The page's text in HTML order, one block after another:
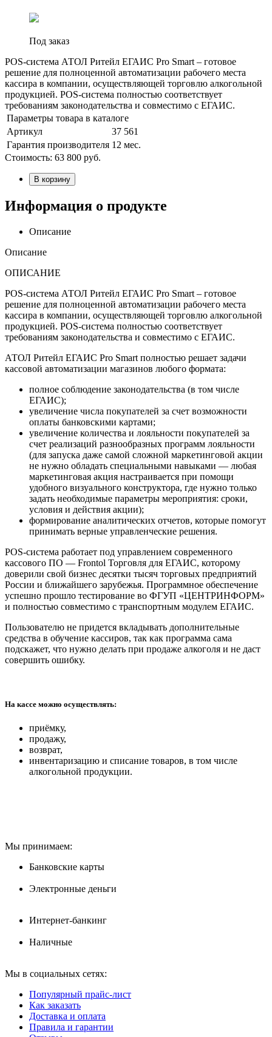
Под заказ
POS-система АТОЛ Ритейл ЕГАИС Pro Smart – готовое
решение для полноценной автоматизации рабочего места
кассира в компании, осуществляющей торговлю алкогольной
продукцией. POS-система полностью соответствует
требованиям законодательства и совместимо с ЕГАИС.
Параметры товара в каталоге
Артикул
37 561
Гарантия производителя 12 мес.
Стоимость: 63 800 руб.
В корзину
Информация о продукте
Описание
Описание
ОПИСАНИЕ
POS-система АТОЛ Ритейл ЕГАИС Pro Smart – готовое
решение для полноценной автоматизации рабочего места
кассира в компании, осуществляющей торговлю алкогольной
продукцией. POS-система полностью соответствует
требованиям законодательства и совместимо с ЕГАИС.
АТОЛ Ритейл ЕГАИС Pro Smart полностью решает задачи
кассовой автоматизации магазинов любого формата:
полное соблюдение законодательства (в том числе
ЕГАИС);
увеличение числа покупателей за счет возможности
оплаты банковскими картами;
увеличение количества и лояльности покупателей за
счет реализаций разнообразных программ лояльности
(для запуска даже самой сложной маркетинговой акции
не нужно обладать специальными навыками — любая
маркетинговая акция настраивается при помощи
удобного визуального конструктора, где нужно только
задать необходимые параметры мероприятия: сроки,
условия и действия акции);
формирование аналитических отчетов, которые помогут
принимать верные управленческие решения.
POS-система работает под управлением современного
кассового ПО — Frontol Торговля для ЕГАИС, которому
доверили свой бизнес десятки тысяч торговых предприятий
России и ближайшего зарубежья. Программное обеспечение
успешно прошло тестирование во ФГУП «ЦЕНТРИНФОРМ»
и полностью совместимо с транспортным модулем ЕГАИС.
Пользователю не придется вкладывать дополнительные
средства в обучение кассиров, так как программа сама
подскажет, что нужно делать при продаже алкоголя и не даст
совершить ошибку.
На кассе можно осуществлять:
приёмку,
продажу,
возврат,
инвентаризацию и списание товаров, в том числе
алкогольной продукции.
Мы принимаем:
Банковские карты
Электронные деньги
Интернет-банкинг
Наличные
Мы в социальных сетях:
Популярный прайс-лист
Как заказать
Доставка и оплата
Правила и гарантии